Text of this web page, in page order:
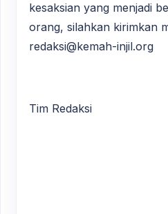
kesaksian yang menjadi
orang, silahkan kirimkan
redaksi@kemah-injil.org
Tim Redaksi